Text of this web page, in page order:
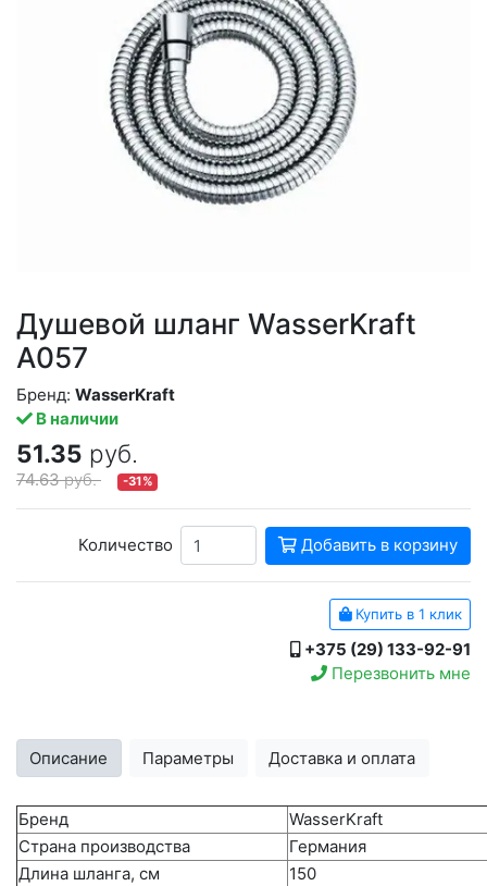
Душевой шланг WasserKraft
A057
В наличии
Бренд: WasserKraft
51.35 руб.
74.63руб. -31%
Количество Добавить в корзину
Купить в 1 клик
+375 (29) 133-92-91
Перезвонить мне
Описание Параметры Доставка и оплата
Бренд
WasserKraft
Страна производства
Германия
Длина шланга, см
150